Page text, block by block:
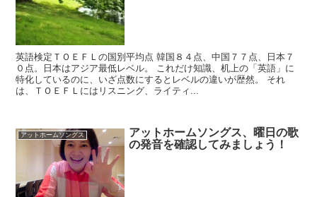
英語検定ＴＯＥＦＬの国別平均点 韓国８４点、中国７７点、日本７
０点。日本はアジア最低レベル。 これだけ知識、机上の「英語」に
特化しているのに、いざ点数にするとレベルの違いが歴然。 それ
は、ＴＯＥＦＬにはリスニング、ライティ...
アットホームソングス
アットホームソングス、曜日の歌
の発音を確認してみましょう！